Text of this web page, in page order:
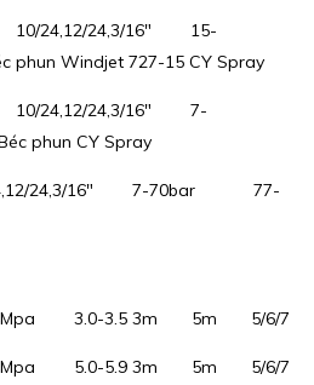
24,12/24,3/16″ 15-
Windjet 727-15 CY Spray
10/24,12/24,3/16″ 7-
phun CY Spray
24,12/24,3/16″ 7-70bar 77-
3.0-3.5 3m 5m 5/6/7
5.0-5.9 3m 5m 5/6/7